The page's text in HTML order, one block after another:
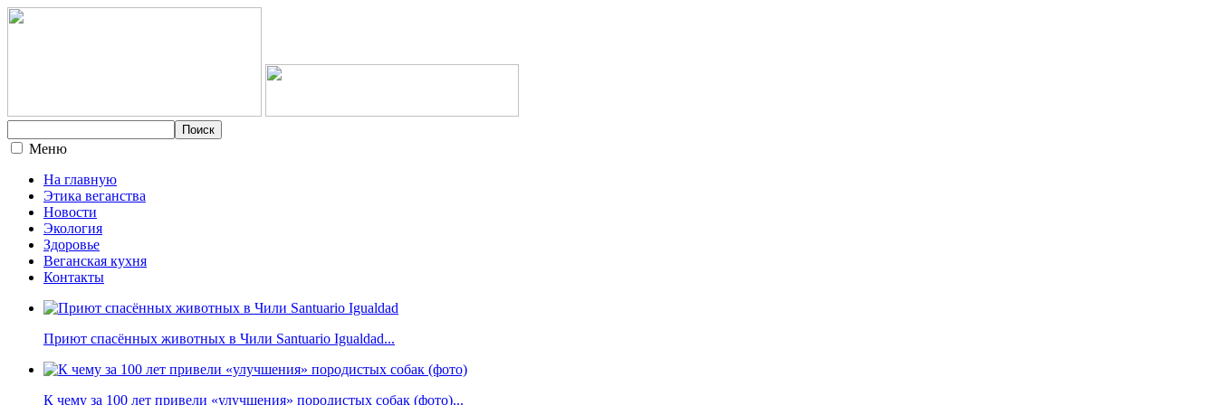
Меню
На главную
Этика веганства
Новости
Экология
Здоровье
Веганская кухня
Контакты
Приют спасённых животных в Чили Santuario Igualdad...
К чему за 100 лет привели «улучшения» породистых собак (фото)...